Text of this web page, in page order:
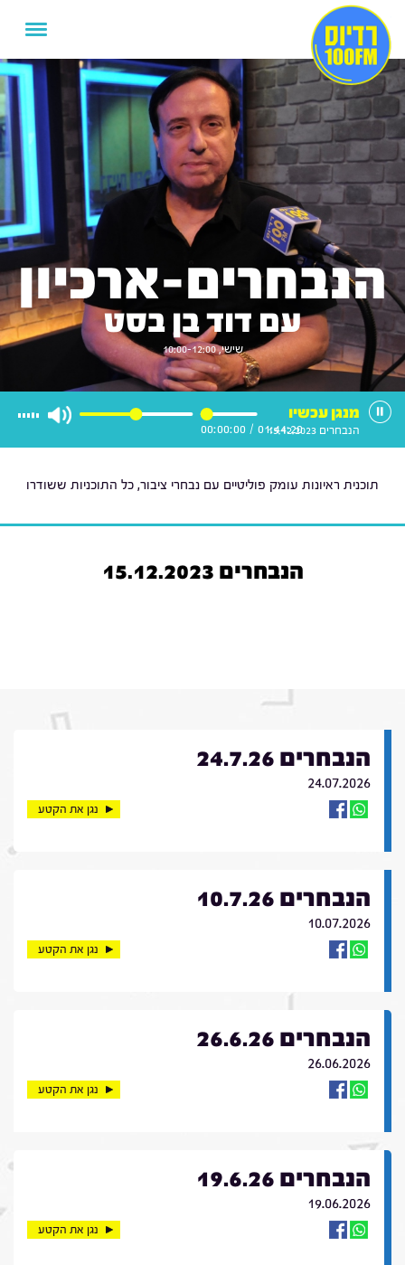
הנבחרים-ארכיון
עם דוד בן בסט
שישי, 10:00-12:00
01:44:20
/
00:00:00
מנגן עכשיו
הנבחרים 15.12.2023
תוכנית ראיונות עומק פוליטיים עם נבחרי ציבור, כל התוכניות ששודרו
הנבחרים 15.12.2023
הנבחרים 24.7.26
24.07.2026
נגן את הקטע
הנבחרים 10.7.26
10.07.2026
נגן את הקטע
הנבחרים 26.6.26
26.06.2026
נגן את הקטע
הנבחרים 19.6.26
19.06.2026
נגן את הקטע